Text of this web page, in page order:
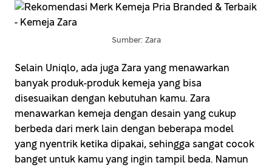
Sumber: Zara
Selain Uniqlo, ada juga Zara yang menawarkan
banyak produk-produk kemeja yang bisa
disesuaikan dengan kebutuhan kamu. Zara
menawarkan kemeja dengan desain yang cukup
berbeda dari merk lain dengan beberapa model
yang nyentrik ketika dipakai, sehingga sangat cocok
banget untuk kamu yang ingin tampil beda. Namun